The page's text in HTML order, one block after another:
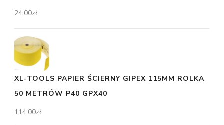
24,00zł
XL-TOOLS PAPIER ŚCIERNY GIPEX 115MM ROLKA
50 METRÓW P40 GPX40
114,00zł